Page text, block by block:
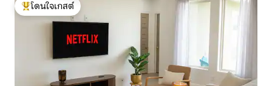
โดนใจเกสต์ที่สุด
โดนใจเกสต์